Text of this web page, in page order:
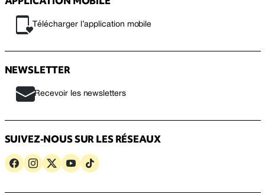
Télécharger l’application mobile
NEWSLETTER
Recevoir les newsletters
SUIVEZ-NOUS SUR LES RÉSEAUX